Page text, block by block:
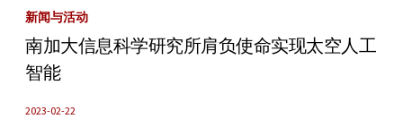
新闻与活动
南加大信息科学研究所肩负使命实现太空人工
智能
2023-02-22